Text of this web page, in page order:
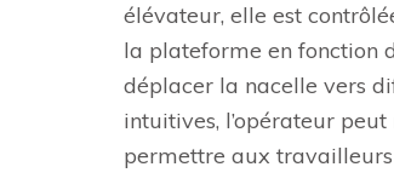
élévateur, elle est
la plateforme en fonction
déplacer la nacelle vers
intuitives, l’opérateur
permettre aux travailleurs